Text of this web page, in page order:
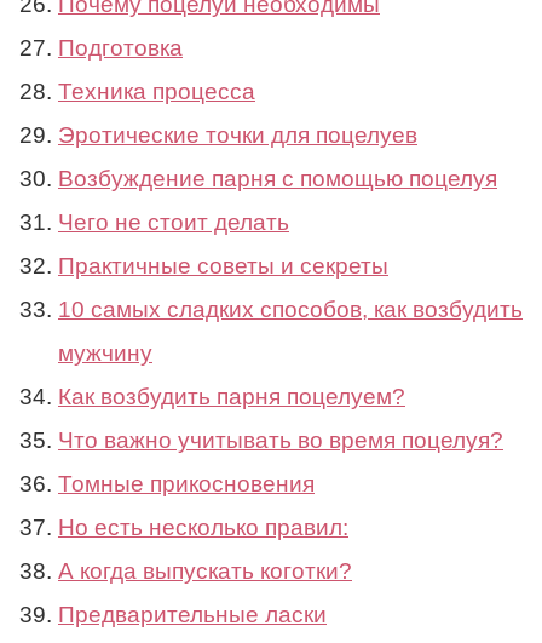
Подготовка
Техника процесса
Эротические точки для поцелуев
Возбуждение парня с помощью поцелуя
Чего не стоит делать
Практичные советы и секреты
10 самых сладких способов, как возбудить
мужчину
Как возбудить парня поцелуем?
Что важно учитывать во время поцелуя?
Томные прикосновения
Но есть несколько правил:
А когда выпускать коготки?
Предварительные ласки